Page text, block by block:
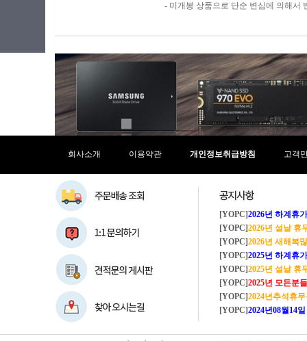
- 미개봉 상품으로 단순 변심에 의해서
회사소개 이용약관 개인정보취급방침 고객
[YOPC]2026년 하계휴가 8/1~8/4
[YOPC]2026년 설날 휴
[YOPC]2026년 새해복많
[YOPC]2025년 하계휴가 8/2~8/5
[YOPC]2025년 설날 휴
[YOPC]2025년 모든분들 새해복
[YOPC]2024년추석휴
[YOPC]2024년08월14일 수요일 택